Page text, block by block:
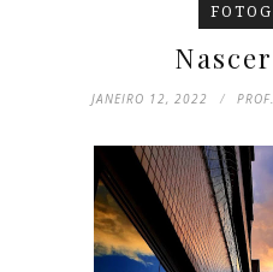
JANEIRO 12, 2022